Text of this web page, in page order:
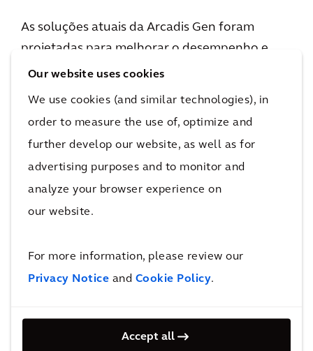
Our website uses cookies
We use cookies (and similar technologies), in
order to measure the use of, optimize and
further develop our website, as well as for
advertising purposes and to monitor and
analyze your browser experience on
our website.
For more information, please review our
Privacy Notice and Cookie Policy.
Accept all
As soluções atuais da Arcadis Gen foram
projetadas para melhorar o desempenho e
otimizar a tomada de decisões para seus
profundo conhecimento de ativos com
recursos de análise avançada ajuda os clientes
a melhorar a confiabilidade, o desempenho, a
eficiência e a segurança em suas operações.
Trabalhando em conjunto, a Arcadis e a
Arcadis Gen estão em uma posição única para